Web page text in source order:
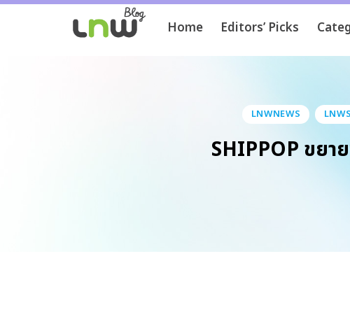
Home Editors’ Picks
LNWNEWS
SHIPPOP ขยา